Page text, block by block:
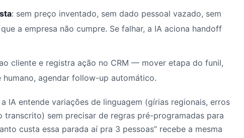
: sem preço inventado, sem dado pessoal vazado, sem
a empresa não cumpre. Se falhar, a IA aciona handoff
cliente e registra ação no CRM — mover etapa do funil,
agendar follow-up automático.
IA entende variações de linguagem (gírias regionais, erros
sem precisar de regras pré-programadas para
custa essa parada aí pra 3 pessoas” recebe a mesma